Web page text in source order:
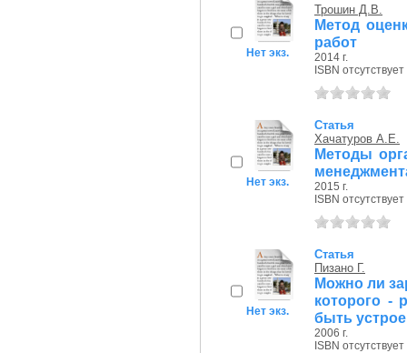
Нет экз.
Трошин Д.В.
Метод
работ
2014 г.
ISBN отсутствует
Нет экз.
Статья
Хачатуров А.Е.
Методы
2015 г.
ISBN отсутствует
Нет экз.
Статья
Пизано Г.
Можно ли
которого -
быть
2006 г.
ISBN отсутствует